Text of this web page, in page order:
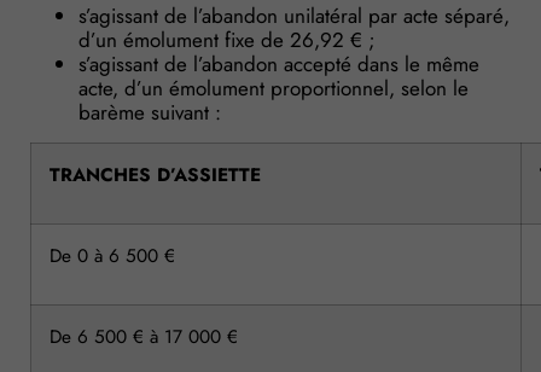
s’agissant de l’abandon unilatéral par acte séparé,
d’un émolument fixe de 26,92 € ;
s’agissant de l’abandon accepté dans le même
acte, d’un émolument proportionnel, selon le
barème suivant :
TRANCHES D’ASSIETTE
De 0 à 6 500 €
De 6 500 € à 17 000 €